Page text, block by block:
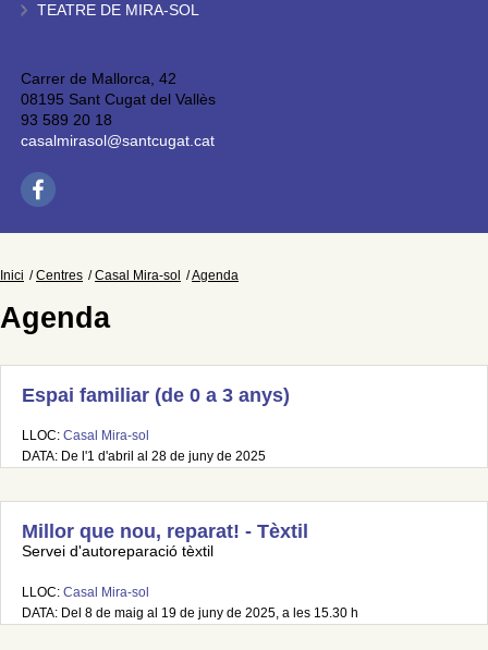
TEATRE DE MIRA-SOL
Carrer de Mallorca, 42
08195 Sant Cugat del Vallès
93 589 20 18
casalmirasol@santcugat.cat
Inici Centres Casal Mira-sol Agenda
Agenda
Espai familiar (de 0 a 3 anys)
LLOC: Casal Mira-sol
DATA: De l'1 d'abril al 28 de juny de 2025
Millor que nou, reparat! - Tèxtil
Servei d'autoreparació tèxtil
LLOC: Casal Mira-sol
DATA: Del 8 de maig al 19 de juny de 2025, a les 15.30 h